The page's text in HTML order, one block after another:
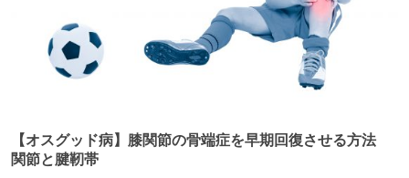
【オスグッド病】膝関節の骨端症を早期回復させる方法
関節と腱靭帯